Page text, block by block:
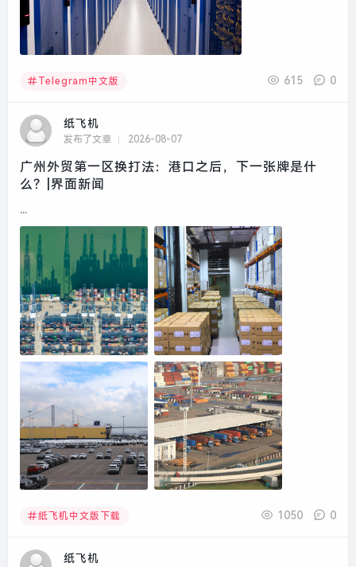
Telegram中文版 615 0
纸飞机
发布了文章 2026-08-07
广州外贸第一区换打法：港口之后，下一张牌是什
么？|界面新闻
...
纸飞机中文版下载 1050 0
纸飞机